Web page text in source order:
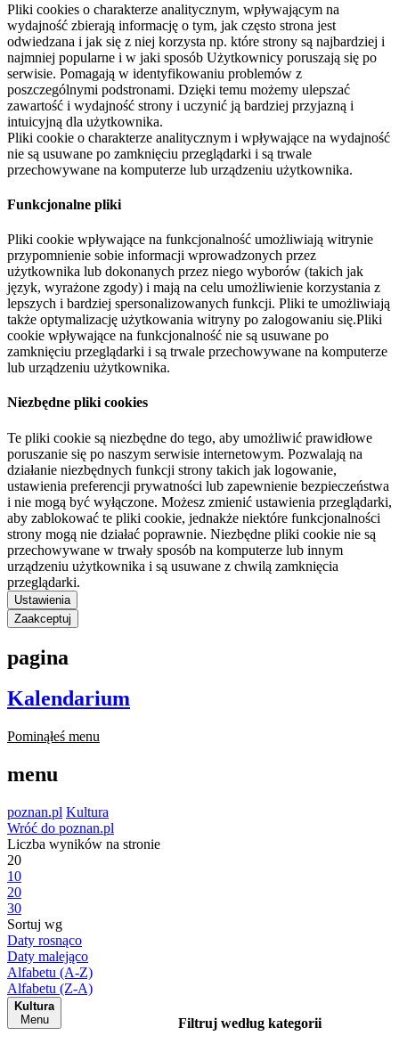
Pliki cookies o charakterze analitycznym, wpływającym na
wydajność zbierają informację o tym, jak często strona jest
odwiedzana i jak się z niej korzysta np. które strony są najbardziej i
najmniej popularne i w jaki sposób Użytkownicy poruszają się po
serwisie. Pomagają w identyfikowaniu problemów z
poszczególnymi podstronami. Dzięki temu możemy ulepszać
zawartość i wydajność strony i uczynić ją bardziej przyjazną i
intuicyjną dla użytkownika.
Pliki cookie o charakterze analitycznym i wpływające na wydajność
nie są usuwane po zamknięciu przeglądarki i są trwale
przechowywane na komputerze lub urządzeniu użytkownika.
Funkcjonalne pliki
Pliki cookie wpływające na funkcjonalność umożliwiają witrynie
przypomnienie sobie informacji wprowadzonych przez
użytkownika lub dokonanych przez niego wyborów (takich jak
język, wyrażone zgody) i mają na celu umożliwienie korzystania z
lepszych i bardziej spersonalizowanych funkcji. Pliki te umożliwiają
także optymalizację użytkowania witryny po zalogowaniu się.Pliki
cookie wpływające na funkcjonalność nie są usuwane po
zamknięciu przeglądarki i są trwale przechowywane na komputerze
lub urządzeniu użytkownika.
Niezbędne pliki cookies
Te pliki cookie są niezbędne do tego, aby umożliwić prawidłowe
poruszanie się po naszym serwisie internetowym. Pozwalają na
działanie niezbędnych funkcji strony takich jak logowanie,
ustawienia preferencji prywatności lub zapewnienie bezpieczeństwa
i nie mogą być wyłączone. Możesz zmienić ustawienia przeglądarki,
aby zablokować te pliki cookie, jednakże niektóre funkcjonalności
strony mogą nie działać poprawnie. Niezbędne pliki cookie nie są
przechowywane w trwały sposób na komputerze lub innym
urządzeniu użytkownika i są usuwane z chwilą zamknięcia
przeglądarki.
Ustawienia
Zaakceptuj
pagina
Kalendarium
Pominąłeś menu
menu
poznan.pl Kultura
Wróć do poznan.pl
Liczba wyników na stronie
20
10
20
30
Sortuj wg
Daty rosnąco
Daty malejąco
Alfabetu (A-Z)
Alfabetu (Z-A)
Kultura
Menu
Filtruj według kategorii